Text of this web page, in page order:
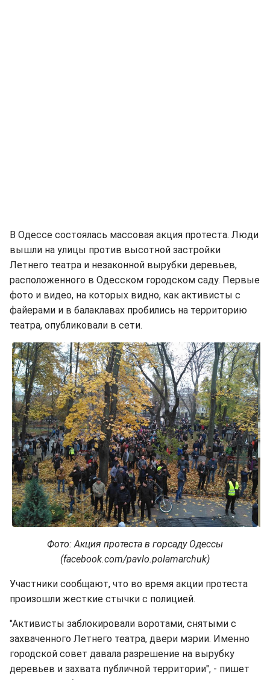
В Одессе состоялась массовая акция протеста. Люди
вышли на улицы против высотной застройки
Летнего театра и незаконной вырубки деревьев,
расположенного в Одесском городском саду. Первые
фото и видео, на которых видно, как активисты с
файерами и в балаклавах пробились на территорию
театра, опубликовали в сети.
Фото: Акция протеста в горсаду Одессы
(facebook.com/pavlo.polamarchuk)
Участники сообщают, что во время акции протеста
произошли жесткие стычки с полицией.
"Активисты заблокировали воротами, снятыми с
захваченного Летнего театра, двери мэрии. Именно
городской совет давала разрешение на вырубку
деревьев и захвата публичной территории", - пишет